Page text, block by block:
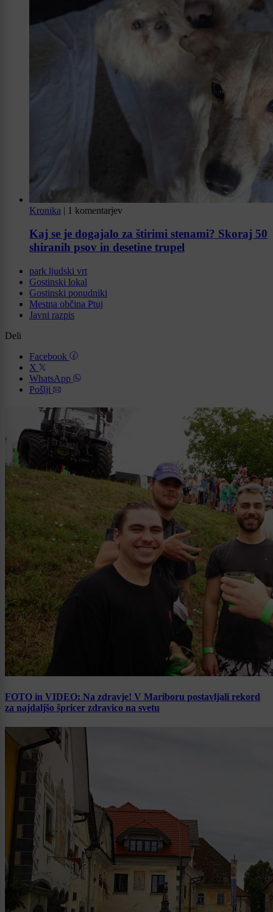
Kronika | 1 komentarjev
Kaj se je dogajalo za štirimi stenami? Skoraj 50
shiranih psov in desetine trupel
park ljudski vrt
Gostinski lokal
Gostinski ponudniki
Mestna občina Ptuj
Javni razpis
Deli
Facebook
X
WhatsApp
Pošlji
FOTO in VIDEO: Na zdravje! V Mariboru postavljali rekord
za najdaljšo špricer zdravico na svetu